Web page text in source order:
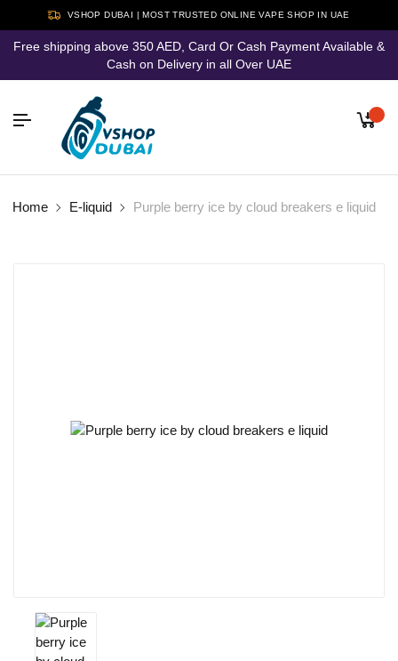
VSHOP DUBAI | MOST TRUSTED ONLINE VAPE SHOP IN UAE
Free shipping above 350 AED, Card Or Cash Payment Available &
Cash on Delivery in all Over UAE
Home E-liquid Purple berry ice by cloud breakers e liquid